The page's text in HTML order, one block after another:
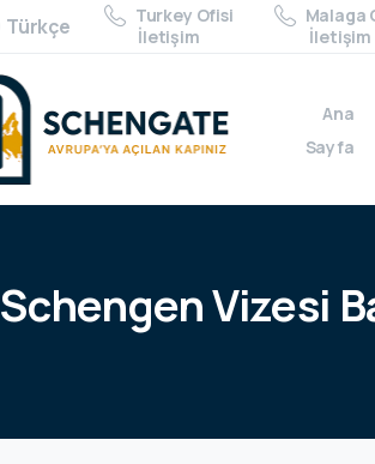
Türkçe
Turkey Ofisi
İletişim
Malaga
İletişim
Ana
Sayfa
SchengenVizesi